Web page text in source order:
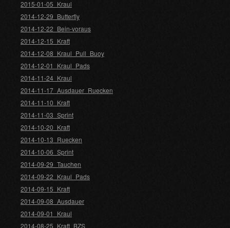
2015-01-05_Kraul
2014-12-29_Butterfly
2014-12-22_Bein-voraus
2014-12-15_Kraft
2014-12-08_Kraul_Pull_Buoy
2014-12-01_Kraul_Pads
2014-11-24_Kraul
2014-11-17_Ausdauer_Ruecken
2014-11-10_Kraft
2014-11-03_Sprint
2014-10-20_Kraft
2014-10-13_Ruecken
2014-10-06_Sprint
2014-09-29_Tauchen
2014-09-22_Kraul_Pads
2014-09-15_Kraft
2014-09-08_Ausdauer
2014-09-01_Kraul
2014-08-25_Kraft_BZS